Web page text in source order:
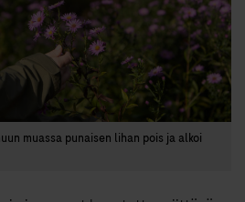
muassa punaisen lihan pois ja alkoi